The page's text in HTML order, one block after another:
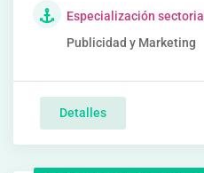
Especialización sectorial
Publicidad y Marketing
Detalles